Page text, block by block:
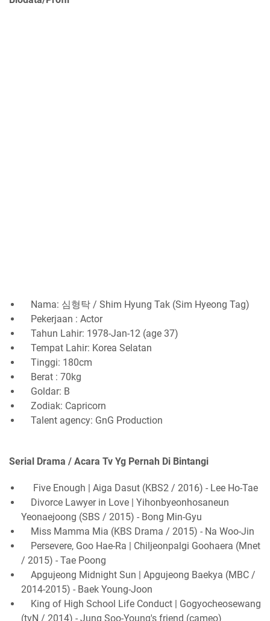
Nama: 심형탁 / Shim Hyung Tak (Sim Hyeong Tag)
Pekerjaan : Actor
Tahun Lahir: 1978-Jan-12 (age 37)
Tempat Lahir: Korea Selatan
Tinggi: 180cm
Berat : 70kg
Goldar: B
Zodiak: Capricorn
Talent agency: GnG Production
Serial Drama / Acara Tv Yg Pernah Di Bintangi
Five Enough | Aiga Dasut (KBS2 / 2016) - Lee Ho-Tae
Divorce Lawyer in Love | Yihonbyeonhosaneun
Yeonaejoong (SBS / 2015) - Bong Min-Gyu
Miss Mamma Mia (KBS Drama / 2015) - Na Woo-Jin
Persevere, Goo Hae-Ra | Chiljeonpalgi Goohaera (Mnet
/ 2015) - Tae Poong
Apgujeong Midnight Sun | Apgujeong Baekya (MBC /
2014-2015) - Baek Young-Joon
King of High School Life Conduct | Gogyocheosewang
(tvN / 2014) - Jung Soo-Young's friend (cameo)